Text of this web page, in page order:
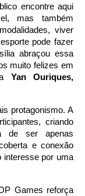
encontre aqui
mas também
viver
pode fazer
abraçou essa
muito felizes em
Yan Ouriques,
protagonismo. A
criando
de ser apenas
e conexão
interesse por uma
Games reforça